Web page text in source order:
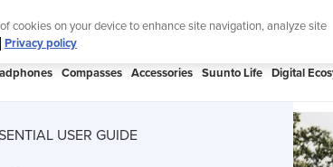
🔺Suunto Core 2 | ABC Outdoor
Compasses Accessories Suunto Life Digital
USER GUIDE
cookies on your device to enhance site navigation, analyze site
Privacy policy